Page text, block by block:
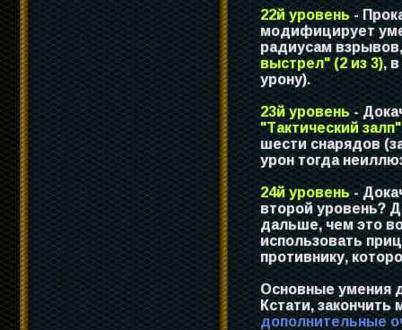
22й уровень-
модифицирует
радиусам
выстрел" (2 из 3),
урону).
23й уровень -
"Тактический
шести снарядов
урон тогда
24й уровень -
второй уровень?
дальше, чем это
использовать
противнику,
Основные умения
Кстати,
дополнительные